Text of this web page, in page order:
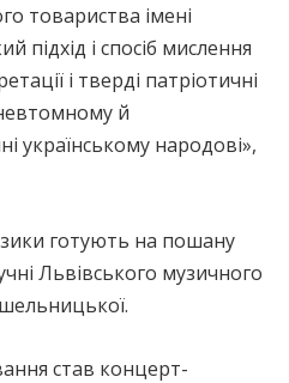
товариства імені
підхід і спосіб мислення
і тверді патріотичні
й
українському народові»,
готують на пошану
Львівського музичного
став концерт-